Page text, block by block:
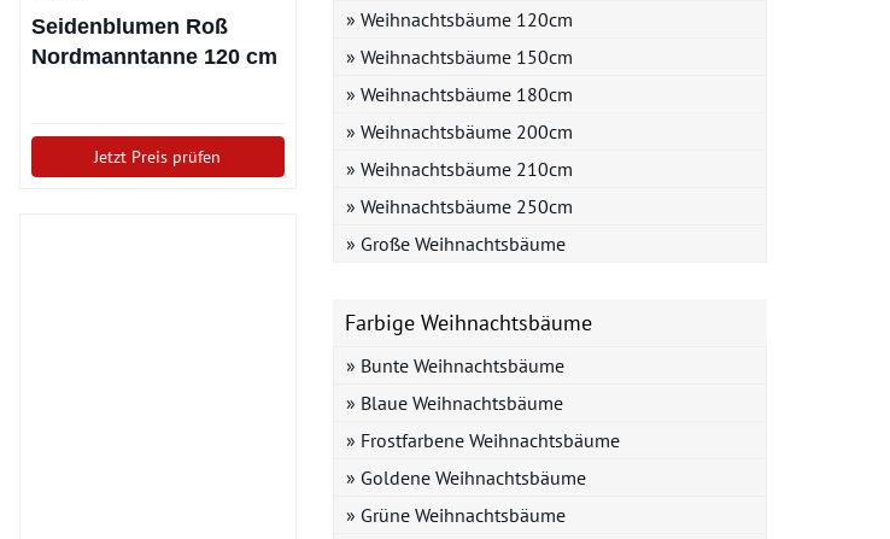
Seidenblumen Roß
Nordmanntanne 120 cm
Jetzt Preis prüfen
» Weihnachtsbäume 120cm
» Weihnachtsbäume 150cm
» Weihnachtsbäume 180cm
» Weihnachtsbäume 200cm
» Weihnachtsbäume 210cm
» Weihnachtsbäume 250cm
» Große Weihnachtsbäume
Farbige Weihnachtsbäume
» Bunte Weihnachtsbäume
» Blaue Weihnachtsbäume
» Frostfarbene Weihnachtsbäume
» Goldene Weihnachtsbäume
» Grüne Weihnachtsbäume